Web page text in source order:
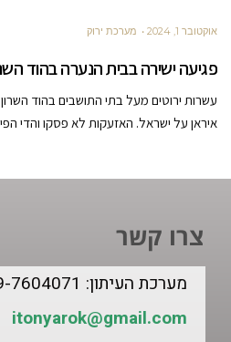
אוקטובר 1, 2024 מערכת ירוק
פגיעה ישירה בבית הנערה בהוד
עשרות ירוטים מעל בתי התושבים בהוד
איראן על ישראל. האזעקות לא פסקו והדי
צרו קשר
מערכת העיתון: 09-7604071
itonyarok@gmail.com